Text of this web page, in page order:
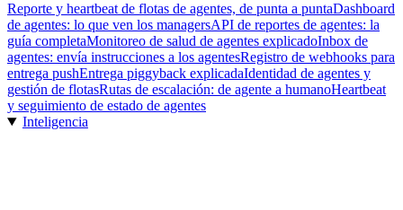
Reporte y heartbeat de flotas de agentes, de punta a puntaDashboard
de agentes: lo que ven los managersAPI de reportes de agentes: la
guía completaMonitoreo de salud de agentes explicadoInbox de
agentes: envía instrucciones a los agentesRegistro de webhooks para
entrega pushEntrega piggyback explicadaIdentidad de agentes y
gestión de flotasRutas de escalación: de agente a humanoHeartbeat
y seguimiento de estado de agentes
Inteligencia